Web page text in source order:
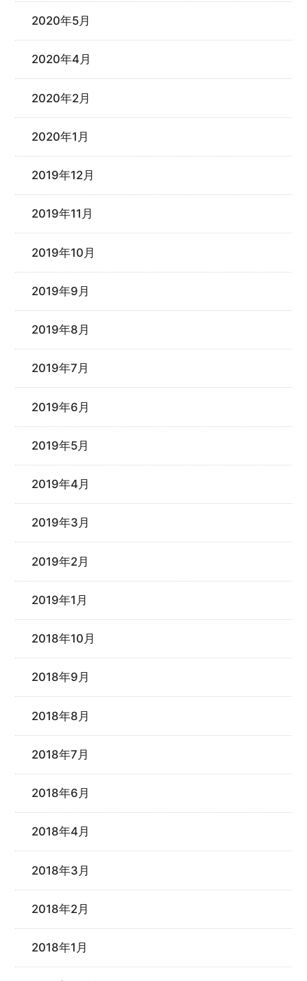
2020年5月
2020年4月
2020年2月
2020年1月
2019年12月
2019年11月
2019年10月
2019年9月
2019年8月
2019年7月
2019年6月
2019年5月
2019年4月
2019年3月
2019年2月
2019年1月
2018年10月
2018年9月
2018年8月
2018年7月
2018年6月
2018年4月
2018年3月
2018年2月
2018年1月